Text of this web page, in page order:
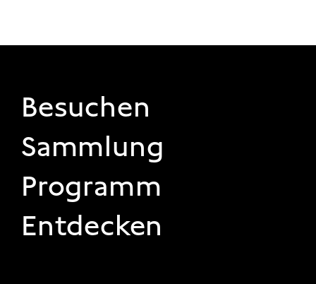
FOOTER 1
Besuchen
Sammlung
Programm
Entdecken